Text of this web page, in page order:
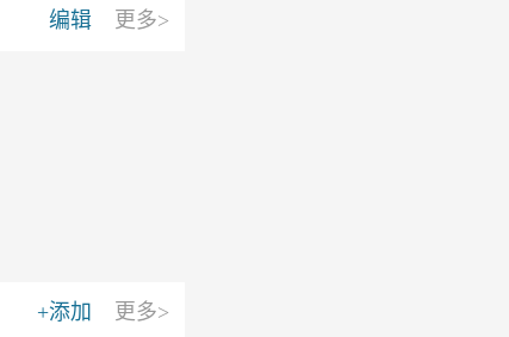
更多>
编辑
更多>
+添加